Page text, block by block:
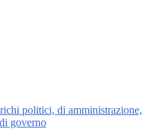
politici, di amministrazione,
governo